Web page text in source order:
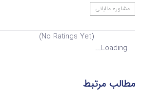
مشاوره مالیاتی
(No Ratings Yet)
Loading...
مطالب مرتبط